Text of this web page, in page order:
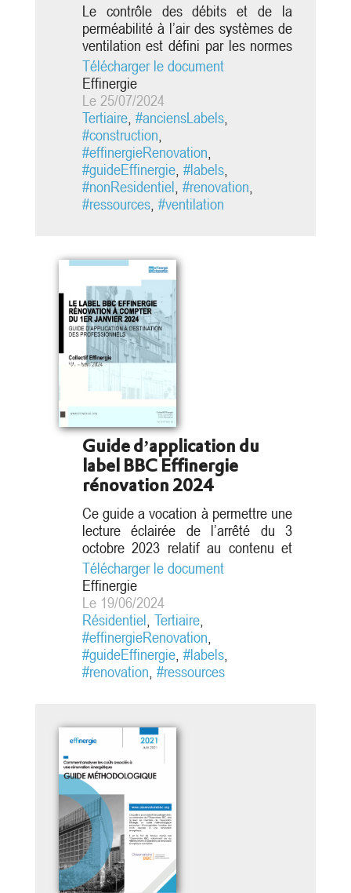
Le contrôle des débits et de la
perméabilité à l’air des systèmes de
ventilation est défini par les normes
NF EN 12237, NF EN 1507, NF EN
13403 et NF EN 12599 et par le
Fascicule Documentaire FD E51-
767. Cependant, ces normes ne
sont pas suffisamment détaillées et
adaptées aux bâtiments à usage
d’habitation. Aussi, afin d’apporter
des règles précises et indiscutables
sur les...
Télécharger le document
Effinergie
Le 25/07/2024
Tertiaire, #anciensLabels,
#construction
#effinergieRenovation
#guideEffinergie, #labels,
#nonResidentiel #renovation
#ressources, #ventilation
Guide d’application du
label BBC Effinergie
rénovation 2024
Ce guide a vocation à permettre une
lecture éclairée de l’arrêté du 3
octobre 2023 relatif au contenu et
aux conditions d’attribution du label
prévu à l’article R. 171- 7 du code
de la construction et de l’habitation
et aux règles techniques Effinergie
associées qui définissent les
exigences à appliquer pour obtenir
le label « BBC Effinergie rénovation
» à compter du 1er...
Télécharger le document
Effinergie
Le 19/06/2024
Résidentiel Tertiaire,
#effinergieRenovation
#guideEffinergie, #labels,
#renovation #ressources